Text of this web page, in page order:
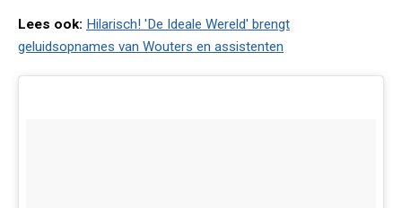
Lees ook: Hilarisch! 'De Ideale Wereld' brengt
geluidsopnames van Wouters en assistenten